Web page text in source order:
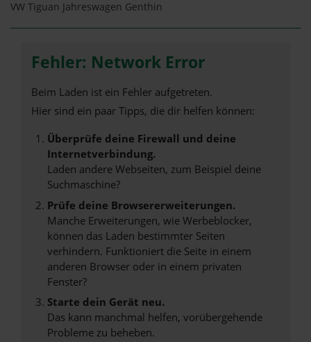
VW Tiguan Jahreswagen Genthin
Fehler: Network Error
Beim Laden ist ein Fehler aufgetreten.
Hier sind ein paar Tipps, die dir helfen können:
Überprüfe deine Firewall und deine
Internetverbindung.
Laden andere Webseiten, zum Beispiel deine
Suchmaschine?
Prüfe deine Browsererweiterungen.
Manche Erweiterungen, wie Werbeblocker,
können das Laden bestimmter Seiten
verhindern. Funktioniert die Seite in einem
anderen Browser oder in einem privaten
Fenster?
Starte dein Gerät neu.
Das kann manchmal helfen, vorübergehende
Probleme zu beheben.